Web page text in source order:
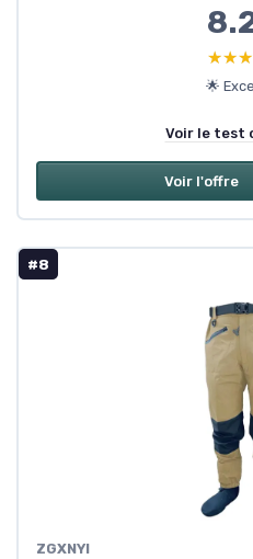
🌟
Voir le test
Voir l'offre
#8
ZGXNYI